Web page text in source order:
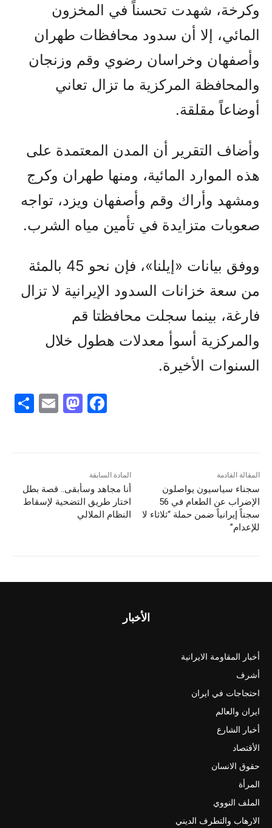
وكرخة، شهدت تحسناً في المخزون
المائي، إلا أن سدود محافظات طهران
وأصفهان وخراسان رضوي وقم وزنجان
والمحافظة المركزية ما تزال تعاني
أوضاعاً مقلقة.
وأضاف التقرير أن المدن المعتمدة على
هذه الموارد المائية، ومنها طهران وكرج
ومشهد وأراك وقم وأصفهان ويزد، تواجه
صعوبات متزايدة في تأمين مياه الشرب.
ووفق بيانات «إيلنا»، فإن نحو 45 بالمئة
من سعة خزانات السدود الإيرانية لا تزال
فارغة، بينما سجلت محافظتا قم
والمركزية أسوأ معدلات هطول خلال
السنوات الأخيرة.
F
b
o
o
M
d
o
E
المادة السابقة
أنا مجاهد وسأبقى.. قصة بطل
اختار طريق التضحية لإسقاط
النظام الملالي
المقالة القادمة
سجناء سياسيون يواصلون
الإضراب عن الطعام في 56
سجناً إيرانياً ضمن حملة “ثلاثاء لا
للإعدام”
الأخبار
أخبار المقاومة الايرانية
أشرف
احتجاجات في ايران
ايران والعالم
أخبار الشارع
الأقتصاد
حقوق الانسان
المرأة
الملف النووي
الارهاب والتطرف الديني